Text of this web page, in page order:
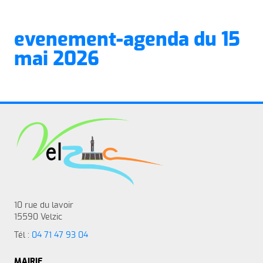
evenement-agenda du 15
mai 2026
10 rue du lavoir
15590 Velzic
Tél : 04 71 47 93 04